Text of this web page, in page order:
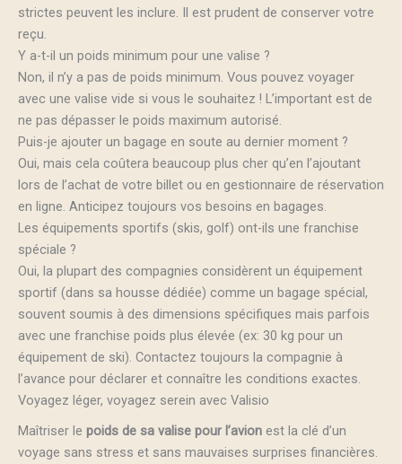
strictes peuvent les inclure. Il est prudent de conserver votre
reçu.
Y a-t-il un poids minimum pour une valise ?
Non, il n’y a pas de poids minimum. Vous pouvez voyager
avec une valise vide si vous le souhaitez ! L’important est de
ne pas dépasser le poids maximum autorisé.
Puis-je ajouter un bagage en soute au dernier moment ?
Oui, mais cela coûtera beaucoup plus cher qu’en l’ajoutant
lors de l’achat de votre billet ou en gestionnaire de réservation
en ligne. Anticipez toujours vos besoins en bagages.
Les équipements sportifs (skis, golf) ont-ils une franchise
spéciale ?
Oui, la plupart des compagnies considèrent un équipement
sportif (dans sa housse dédiée) comme un bagage spécial,
souvent soumis à des dimensions spécifiques mais parfois
avec une franchise poids plus élevée (ex: 30 kg pour un
équipement de ski). Contactez toujours la compagnie à
l’avance pour déclarer et connaître les conditions exactes.
Voyagez léger, voyagez serein avec Valisio
Maîtriser le poids de sa valise pour l’avion est la clé d’un
voyage sans stress et sans mauvaises surprises financières.